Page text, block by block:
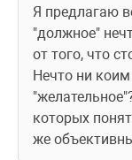
Я предлагаю
"должное"
от того, что
Нечто ни
которых
же